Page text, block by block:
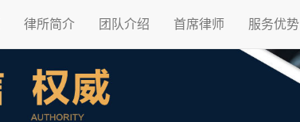
律所简介 团队介绍 首席律师 服务优势